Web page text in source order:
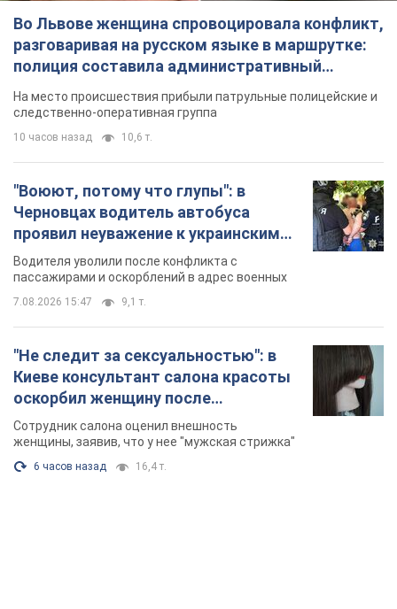
Во Львове женщина спровоцировала конфликт,
разговаривая на русском языке в маршрутке:
полиция составила административный
протокол. Видео
На место происшествия прибыли патрульные полицейские и
следственно-оперативная группа
10 часов назад 10,6 т.
"Воюют, потому что глупы": в
Черновцах водитель автобуса
проявил неуважение к украинским
военным и поплатился за это.
Видео
Водителя уволили после конфликта с
пассажирами и оскорблений в адрес военных
7.08.2026 15:47 9,1 т.
"Не следит за сексуальностью": в
Киеве консультант салона красоты
оскорбил женщину после
химиотерапии, разгорелся скандал.
Фото
Сотрудник салона оценил внешность
женщины, заявив, что у нее "мужская стрижка"
6 часов назад 16,4 т.